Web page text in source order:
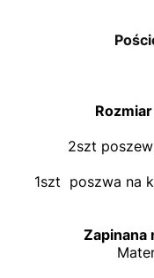
2szt
1szt poszwa na
Zapinana